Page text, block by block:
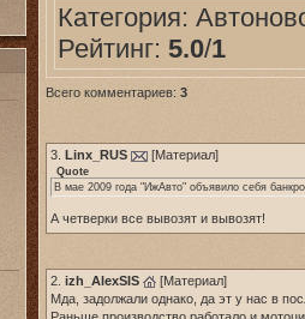
Категория:
Рейтинг: 5.0/1
Всего комментариев: 3
3. Linx_RUS [Материал]
Quote
В мае 2009 года "ИжАвто" объявило себя
А четверки все вывозят и вывозят!
2. izh_AlexSIS [Материал]
Мда, задолжали однако, да эт у нас в